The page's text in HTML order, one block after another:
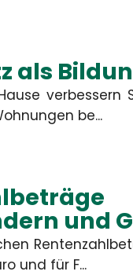
als
be...
und
und für F...
Schiemann